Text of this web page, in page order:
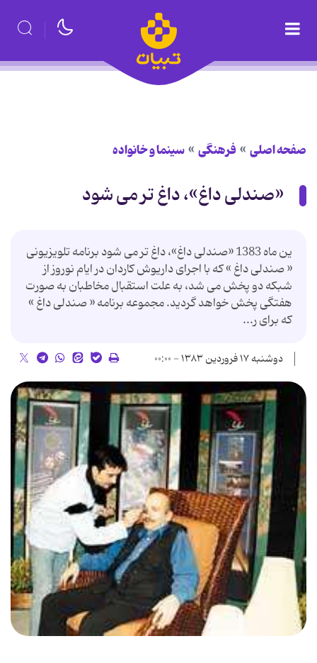
صفحه اصلی فرهنگی سینما و خانواده
«صندلی داغ»، داغ تر می شود
ین ماه 1383 «صندلی داغ»، داغ تر می شود برنامه تلویزیونی
« صندلی داغ » كه با اجرای داریوش كاردان در ایام نوروز از
شبكه دو پخش می شد، به علت استقبال مخاطبان به صورت
هفتگی پخش خواهد گردید. مجموعه برنامه « صندلی داغ »
كه برای ر...
دوشنبه ۱۷ فروردین ۱۳۸۳ - ۰۰:۰۰